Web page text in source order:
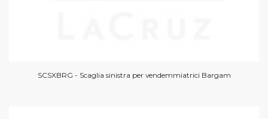
SCSXBRG - Scaglia sinistra per vendemmiatrici Bargam